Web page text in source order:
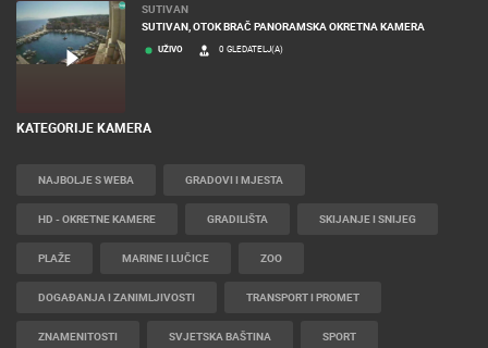
SUTIVAN
SUTIVAN, OTOK BRAČ PANORAMSKA OKRETNA KAMERA
UŽIVO 0 GLEDATELJ(A)
KATEGORIJE KAMERA
NAJBOLJE S WEBA GRADOVI I MJESTA
HD - OKRETNE KAMERE GRADILIŠTA SKIJANJE I SNIJEG
PLAŽE MARINE I LUČICE ZOO
DOGAĐANJA I ZANIMLJIVOSTI TRANSPORT I PROMET
ZNAMENITOSTI SVJETSKA BAŠTINA SPORT